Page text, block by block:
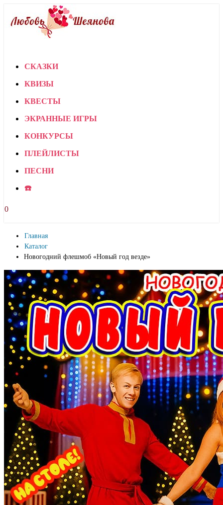
СКАЗКИ
КВИЗЫ
КВЕСТЫ
ЭКРАННЫЕ ИГРЫ
КОНКУРСЫ
ПЛЕЙЛИСТЫ
ПЕСНИ
☎️
0
Главная
Каталог
Новогодний флешмоб «Новый год везде»